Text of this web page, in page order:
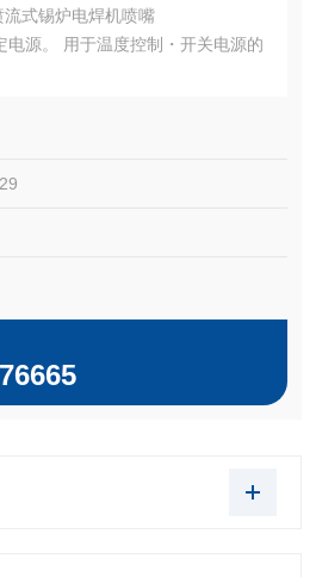
式锡炉电焊机喷嘴
电源。 用于温度控制・开关电源的